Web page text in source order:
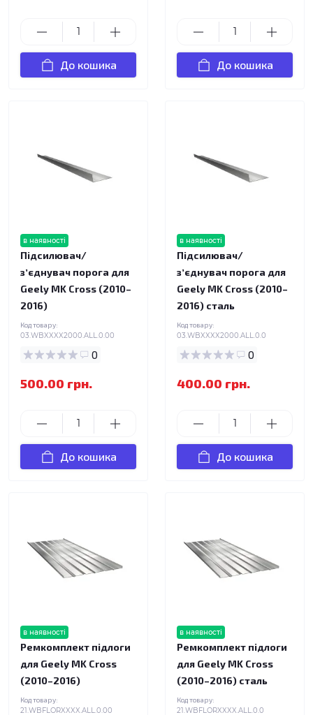
До кошика До кошика
в наявності
Підсилювач/
зʼєднувач порога для
Geely MK Cross (2010–
2016)
Код товару:
03.WBXXXX2000.ALL.0.00
0
500.00 грн.
До кошика
в наявності
Підсилювач/
зʼєднувач порога для
Geely MK Cross (2010–
2016) сталь
Код товару:
03.WBXXXX2000.ALL.0.0
0
400.00 грн.
До кошика
в наявності
Ремкомплект підлоги
для Geely MK Cross
(2010–2016)
Код товару:
21.WBFLORXXXX.ALL.0.00
в наявності
Ремкомплект підлоги
для Geely MK Cross
(2010–2016) сталь
Код товару:
21.WBFLORXXXX.ALL.0.0